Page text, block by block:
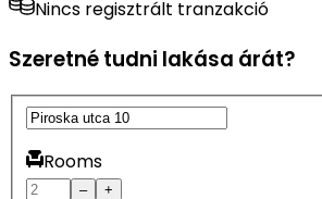
Nincs regisztrált tranzakció
Szeretné tudni lakása árát?
Rooms
– +